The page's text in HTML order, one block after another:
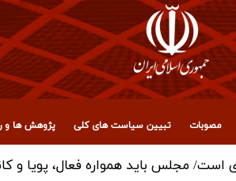
مصوبات تبیین سیاست های کلی پژوهش ها و
مجلس باید همواره فعال، پویا و